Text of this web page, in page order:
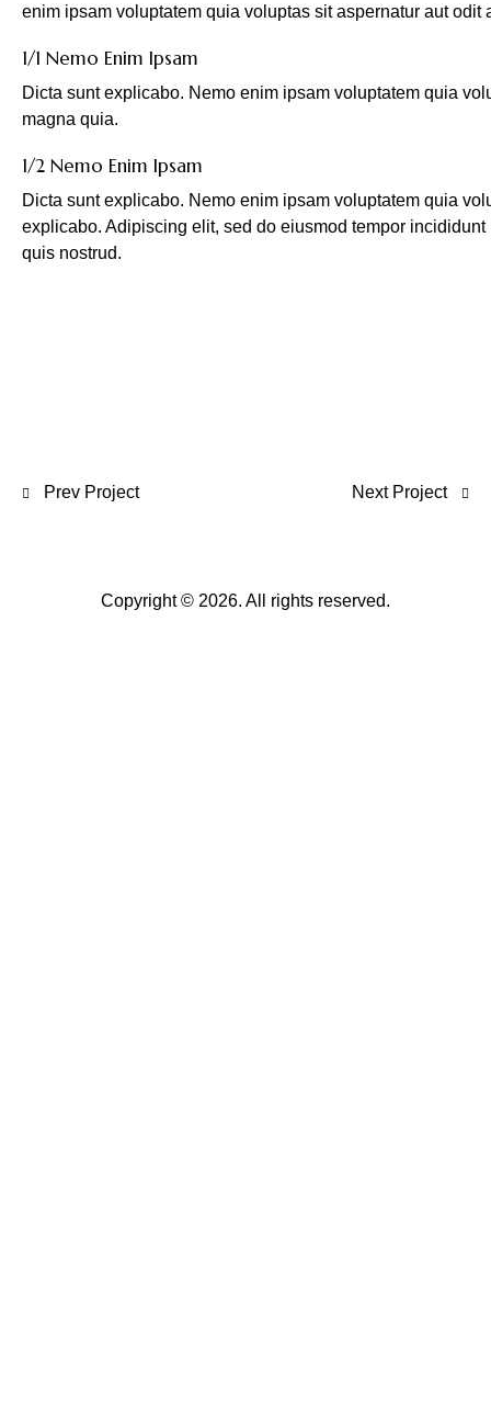
enim ipsam voluptatem quia voluptas sit aspernatur aut odit
1/1 Nemo Enim Ipsam
Dicta sunt explicabo. Nemo enim ipsam voluptatem quia
magna quia.
1/2 Nemo Enim Ipsam
Dicta sunt explicabo. Nemo enim ipsam voluptatem quia
explicabo. Adipiscing elit, sed do eiusmod tempor
quis nostrud.
Prev Project Next Project
Copyright © 2026. All rights reserved.